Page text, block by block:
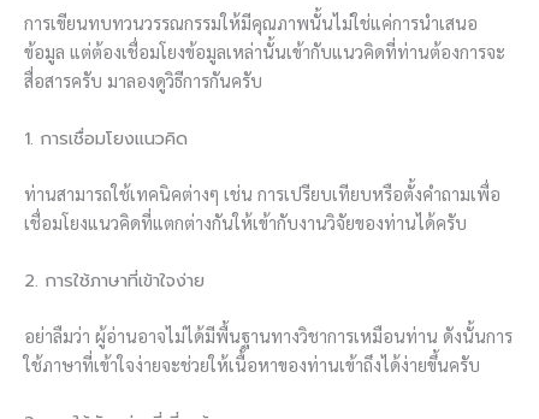
การเขียนทบทวนวรรณกรรมให้มีคุณภาพนั้นไม่ใช่แค่การนำเสนอ
ข้อมูล แต่ต้องเชื่อมโยงข้อมูลเหล่านั้นเข้ากับแนวคิดที่ท่านต้องการจะ
สื่อสารครับ มาลองดูวิธีการกันครับ
1. การเชื่อมโยงแนวคิด
ท่านสามารถใช้เทคนิคต่างๆ เช่น การเปรียบเทียบหรือตั้งคำถามเพื่อ
เชื่อมโยงแนวคิดที่แตกต่างกันให้เข้ากับงานวิจัยของท่านได้ครับ
2. การใช้ภาษาที่เข้าใจง่าย
อย่าลืมว่า ผู้อ่านอาจไม่ได้มีพื้นฐานทางวิชาการเหมือนท่าน ดังนั้นการ
ใช้ภาษาที่เข้าใจง่ายจะช่วยให้เนื้อหาของท่านเข้าถึงได้ง่ายขึ้นครับ